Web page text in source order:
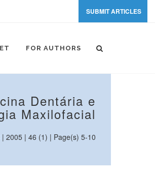
SUBMIT ARTICLES
FOR AUTHORS
Dentária e
Maxilofacial
| 2005 | 46 (1) | Page(s) 5-10